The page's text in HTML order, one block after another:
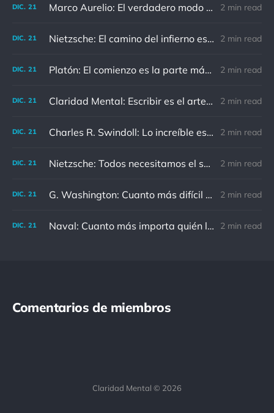
DIC. 21 Marco Aurelio: El verdadero modo de vengarse de un enemigo es no parecérsele. 2 min read
DIC. 21 Nietzsche: El camino del infierno está asfaltado de buenas intenciones. 2 min read
DIC. 21 Platón: El comienzo es la parte más importante del trabajo 2 min read
DIC. 21 Claridad Mental: Escribir es el arte de calmar y despejar la mente. 2 min read
DIC. 21 Charles R. Swindoll: Lo increíble es que cada día podemos elegir la actitud que adoptaremos. 2 min read
DIC. 21 Nietzsche: Todos necesitamos el sentido de culpa, pero nadie necesita sentirse culpable. 2 min read
DIC. 21 G. Washington: Cuanto más difícil es el conflicto, mayor es el triunfo. 2 min read
DIC. 21 Naval: Cuanto más importa quién lo ha dicho, menos importa en realidad 2 min read
Comentarios de miembros
Claridad Mental © 2026